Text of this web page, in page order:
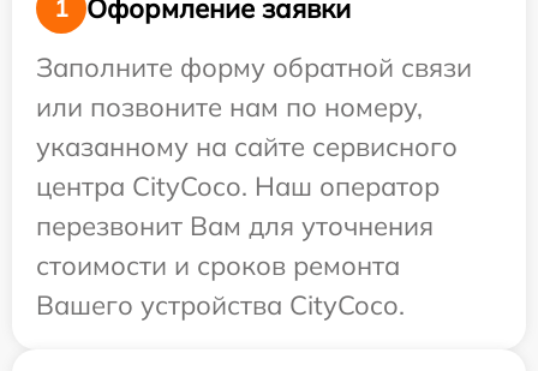
1
Оформление заявки
Заполните форму обратной связи
или позвоните нам по номеру,
указанному на сайте сервисного
центра CityCoco. Наш оператор
перезвонит Вам для уточнения
стоимости и сроков ремонта
Вашего устройства CityCoco.